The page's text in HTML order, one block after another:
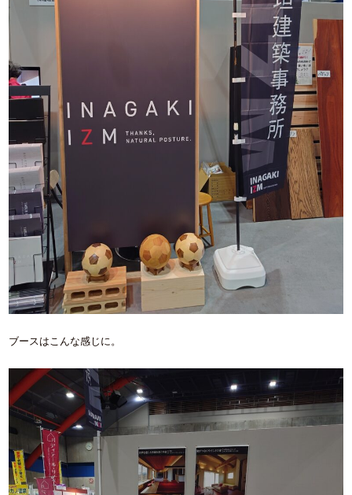
ブースはこんな感じに。